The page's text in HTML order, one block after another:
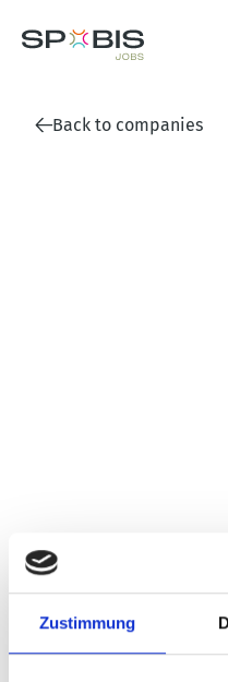
Zustimmung
Back to companies
dekoGraphics GmbH